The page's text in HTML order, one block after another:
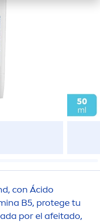
con Ácido
a B5, protege tu
por el afeitado,